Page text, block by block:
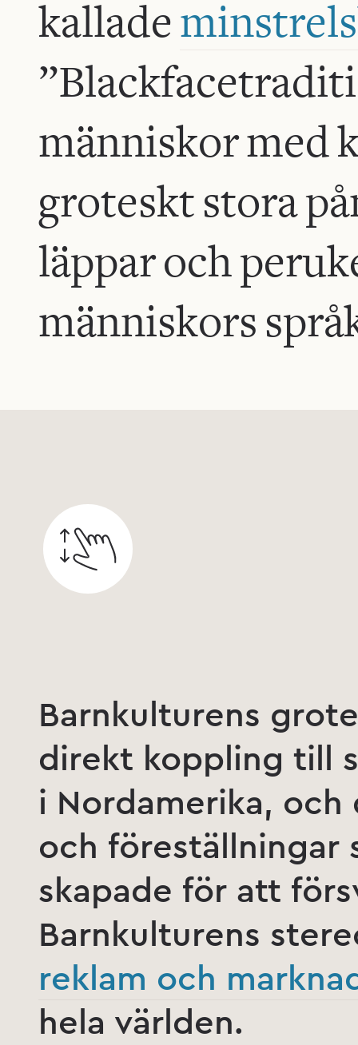
kallade
människor med
groteskt stora
läppar och
människors
Barnkulturens
direkt koppling till
i Nordamerika,
och föreställningar
skapade för att
Barnkulturens
reklam och
hela världen.